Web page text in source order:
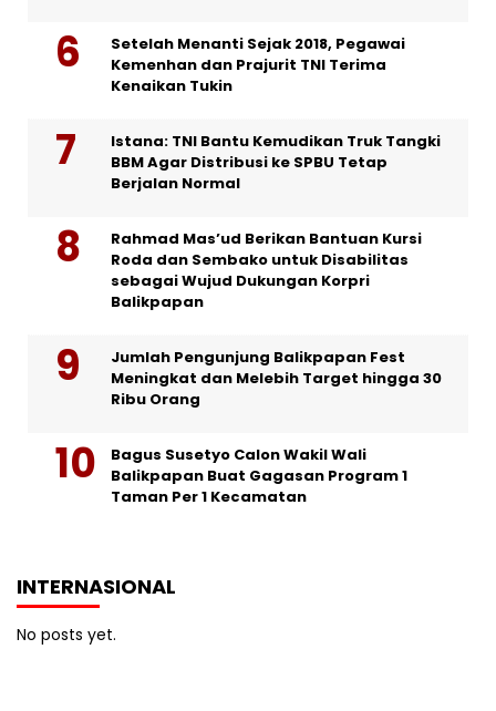
Setelah Menanti Sejak 2018, Pegawai
Kemenhan dan Prajurit TNI Terima
Kenaikan Tukin
Istana: TNI Bantu Kemudikan Truk Tangki
BBM Agar Distribusi ke SPBU Tetap
Berjalan Normal
Rahmad Mas’ud Berikan Bantuan Kursi
Roda dan Sembako untuk Disabilitas
sebagai Wujud Dukungan Korpri
Balikpapan
Jumlah Pengunjung Balikpapan Fest
Meningkat dan Melebih Target hingga 30
Ribu Orang
Bagus Susetyo Calon Wakil Wali
Balikpapan Buat Gagasan Program 1
Taman Per 1 Kecamatan
INTERNASIONAL
No posts yet.